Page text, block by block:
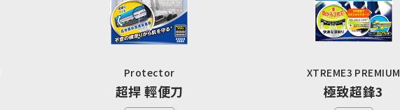
Protector
超捍 輕便刀
XTREME3 PREMIUM
極致超鋒3